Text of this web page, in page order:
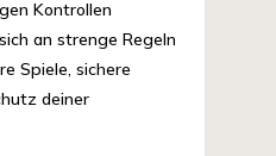
Kontrollen
an strenge Regeln
Spiele, sichere
deiner